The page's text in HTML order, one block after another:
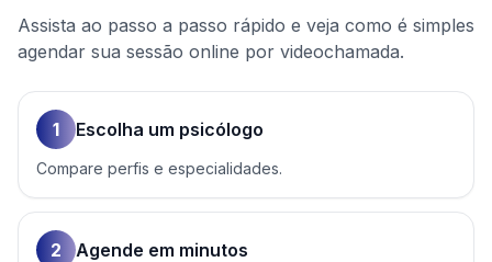
Assista ao passo a passo rápido e veja como é simples
agendar sua sessão online por videochamada.
1 Escolha um psicólogo
Compare perfis e especialidades.
2 Agende em minutos